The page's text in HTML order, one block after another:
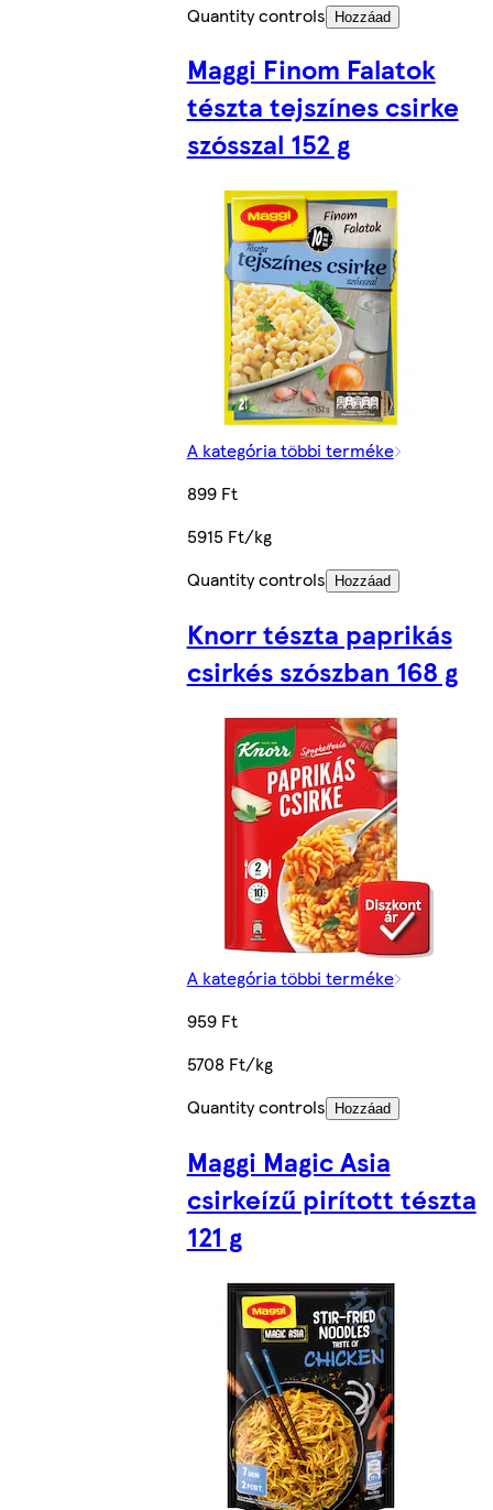
Quantity controls
Hozzáad
Maggi Finom Falatok
tészta tejszínes csirke
szósszal 152 g
A kategória többi terméke
899 Ft
5915 Ft/kg
Quantity controls
Hozzáad
Knorr tészta paprikás
csirkés szószban 168 g
A kategória többi terméke
959 Ft
5708 Ft/kg
Quantity controls
Hozzáad
Maggi Magic Asia
csirkeízű pirított tészta
121 g